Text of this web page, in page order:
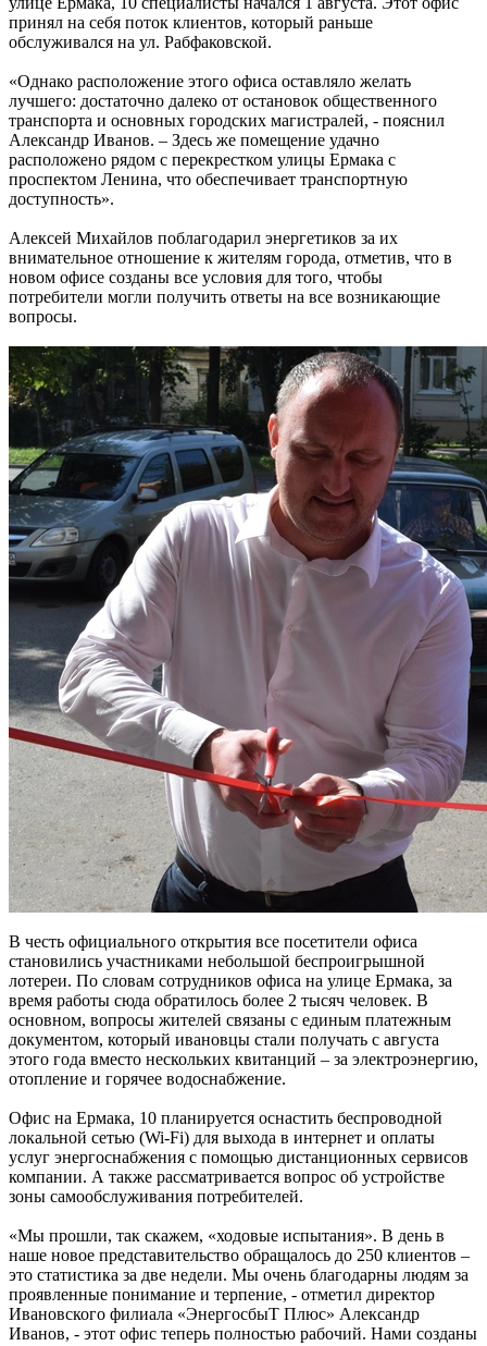
принял на себя поток клиентов, который раньше
обслуживался на ул. Рабфаковской.
«Однако расположение этого офиса оставляло желать
лучшего: достаточно далеко от остановок общественного
транспорта и основных городских магистралей, - пояснил
Александр Иванов. – Здесь же помещение удачно
расположено рядом с перекрестком улицы Ермака с
проспектом Ленина, что обеспечивает транспортную
доступность».
Алексей Михайлов поблагодарил энергетиков за их
внимательное отношение к жителям города, отметив, что в
новом офисе созданы все условия для того, чтобы
потребители могли получить ответы на все возникающие
вопросы.
В честь официального открытия все посетители офиса
становились участниками небольшой беспроигрышной
лотереи. По словам сотрудников офиса на улице Ермака, за
время работы сюда обратилось более 2 тысяч человек. В
основном, вопросы жителей связаны с единым платежным
документом, который ивановцы стали получать с августа
этого года вместо нескольких квитанций – за электроэнергию,
отопление и горячее водоснабжение.
Офис на Ермака, 10 планируется оснастить беспроводной
локальной сетью (Wi-Fi) для выхода в интернет и оплаты
услуг энергоснабжения с помощью дистанционных сервисов
компании. А также рассматривается вопрос об устройстве
зоны самообслуживания потребителей.
«Мы прошли, так скажем, «ходовые испытания». В день в
наше новое представительство обращалось до 250 клиентов –
это статистика за две недели. Мы очень благодарны людям за
проявленные понимание и терпение, - отметил директор
Ивановского филиала «ЭнергосбыТ Плюс» Александр
Иванов, - этот офис теперь полностью рабочий. Нами созданы